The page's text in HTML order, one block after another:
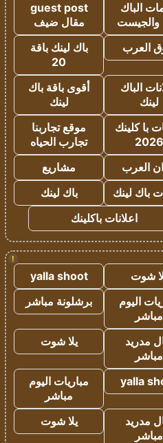
الباك
والجيست
guest post
مقال ضيف
العرب
باك لينك باقة
20
الباك
لينك
أقوى باقة باك
لينك
با كلينك
2026
موقع تجاربنا
تجارب الحياه
العرب
مشاريع
باك لينك
باك لينك
اعلانات باكلينك
!
شوت
yalla shoot
اليوم
مباشر
برشلونة مباشر
مدريد
مباشر
يلا شوت
yalla
مباريات اليوم
مباشر
مدريد
مباشر
يلا شوت